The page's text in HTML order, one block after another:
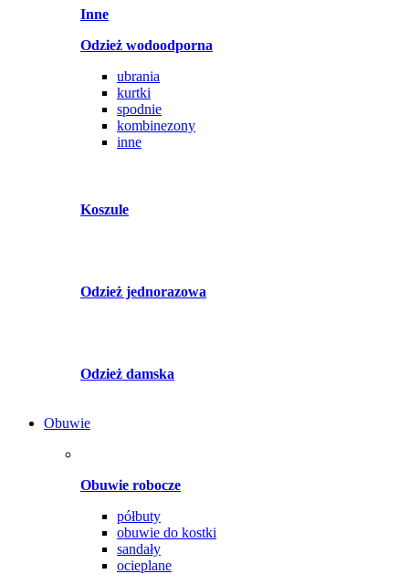
Inne
Odzież wodoodporna
ubrania
kurtki
spodnie
kombinezony
inne
Koszule
Odzież jednorazowa
Odzież damska
Obuwie
Obuwie robocze
półbuty
obuwie do kostki
sandały
ocieplane